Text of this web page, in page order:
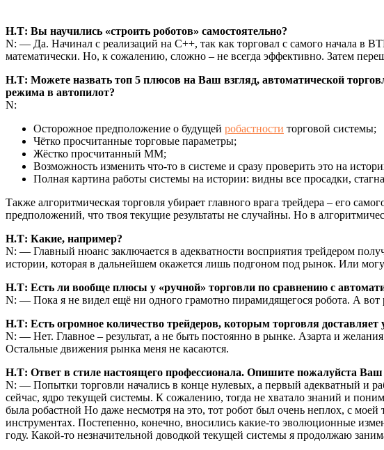
Н.Т: Вы научились «строить роботов» самостоятельно?
N: — Да. Начинал с реализаций на С++, так как торговал с самого начала в
математически. Но, к сожалению, сложно – не всегда эффективно. Затем
Н.Т: Можете назвать топ 5 плюсов на Ваш взгляд, автоматической
режима в автопилот?
N:
Осторожное предположение о будущей робастности торговой системы;
Чётко просчитанные торговые параметры;
Жёстко просчитанный ММ;
Возможность изменить что-то в системе и сразу проверить это на
Полная картина работы системы на истории: видны все просадки,
Также алгоритмическая торговля убирает главного врага трейдера – его
предположений, что твоя текущие результаты не случайны. Но в
Н.Т: Какие, например?
N: — Главный нюанс заключается в адекватности восприятия трейдером
истории, которая в дальнейшем окажется лишь подгоном под рынок. Или
Н.Т: Есть ли вообще плюсы у «ручной» торговли по сравнению с
N: — Пока я не видел ещё ни одного грамотно пирамидящегося робота. А
Н.Т: Есть огромное количество трейдеров, которым торговля доставляет
N: — Нет. Главное – результат, а не быть постоянно в рынке. Азарта и
Остальные движения рынка меня не касаются.
Н.Т: Ответ в стиле настоящего профессионала. Опишите пожалуйста
N: — Попытки торговли начались в конце нулевых, а первый адекватный и
сейчас, ядро текущей системы. К сожалению, тогда не хватало знаний и
была робастной Но даже несмотря на это, тот робот был очень неплох, с
инструментах. Постепенно, конечно, вносились какие-то эволюционные
году. Какой-то незначительной доводкой текущей системы я продолжаю